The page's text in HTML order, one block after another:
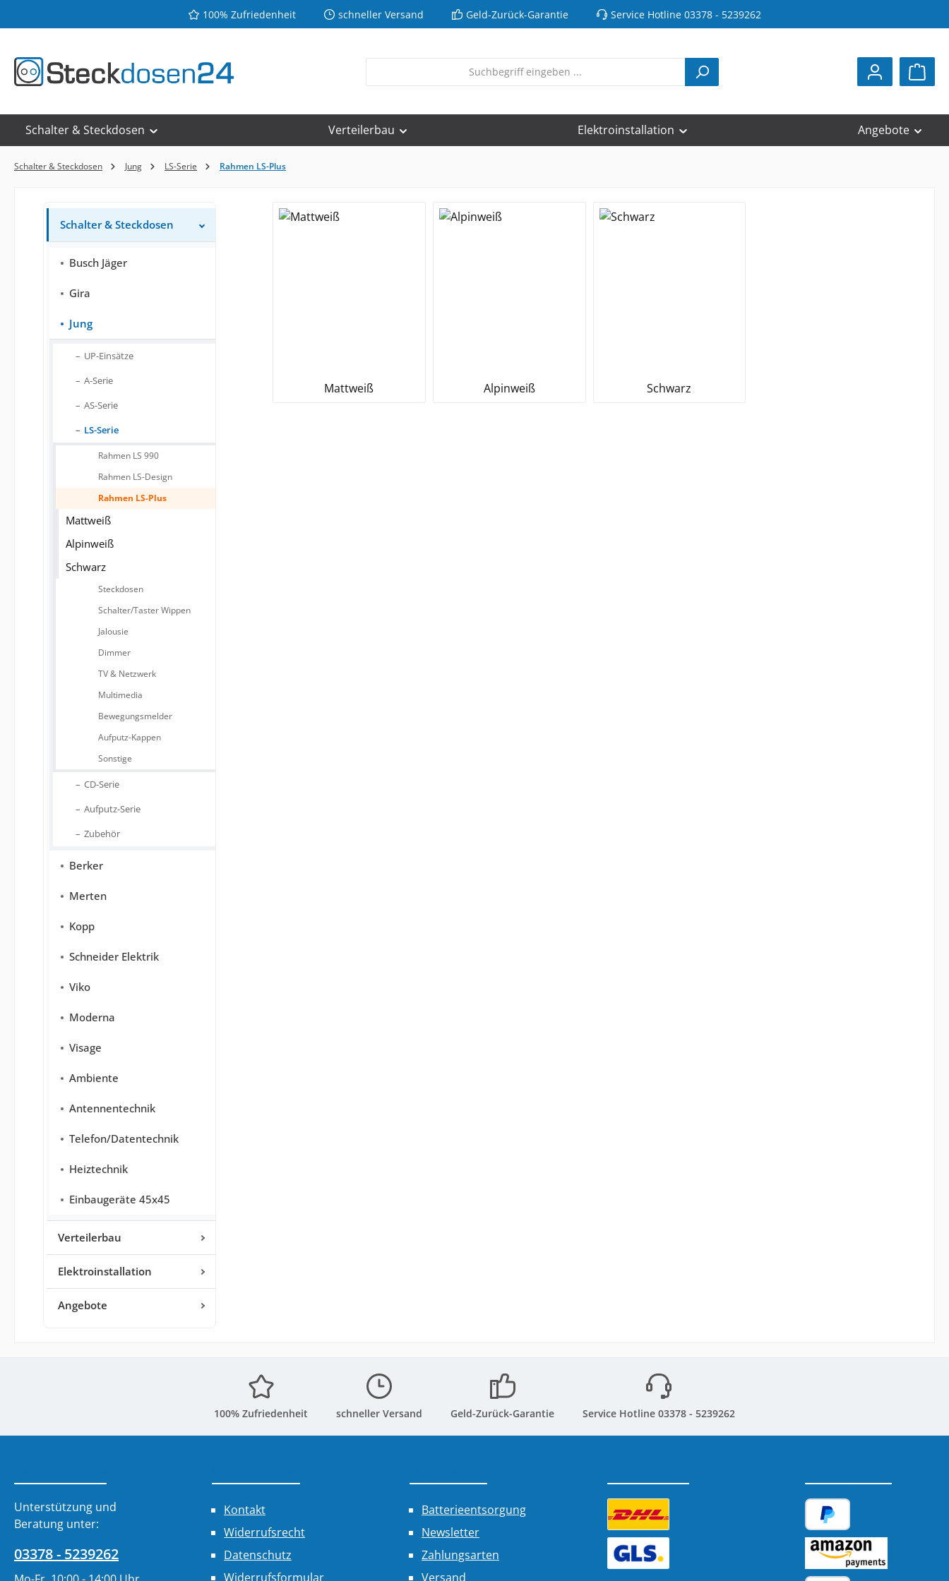
100% Zufriedenheit schneller Versand Geld-Zurück-Garantie Service Hotline 03378 - 5239262
Schalter & Steckdosen Verteilerbau Elektroinstallation Angebote
Schalter & Steckdosen Jung LS-Serie Rahmen LS-Plus
Schalter & Steckdosen
Busch Jäger
Gira
Jung
UP-Einsätze
A-Serie
AS-Serie
LS-Serie
Rahmen LS 990
Rahmen LS-Design
Rahmen LS-Plus
Mattweiß
Alpinweiß
Schwarz
Steckdosen
Schalter/Taster Wippen
Jalousie
Dimmer
TV & Netzwerk
Multimedia
Bewegungsmelder
Aufputz-Kappen
Sonstige
CD-Serie
Aufputz-Serie
Zubehör
Berker
Merten
Kopp
Schneider Elektrik
Viko
Moderna
Visage
Ambiente
Antennentechnik
Telefon/Datentechnik
Heiztechnik
Einbaugeräte 45x45
Verteilerbau
Elektroinstallation
Angebote
Mattweiß Alpinweiß Schwarz
100% Zufriedenheit schneller Versand Geld-Zurück-Garantie Service Hotline 03378 - 5239262
Unterstützung und
Beratung unter:
03378 - 5239262
Kontakt
Widerrufsrecht
Datenschutz
Widerrufsformular
Batterieentsorgung
Newsletter
Zahlungsarten
Versand
Benutzerdefiniertes Bild 1 PayPal
Amazon Pay